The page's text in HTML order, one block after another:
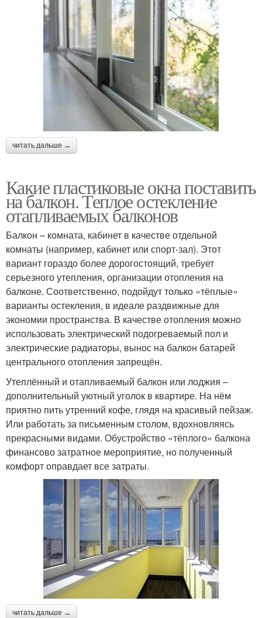
читать дальше →
Какие пластиковые окна поставить
на балкон. Теплое остекление
отапливаемых балконов
Балкон – комната, кабинет в качестве отдельной
комнаты (например, кабинет или спорт-зал). Этот
вариант гораздо более дорогостоящий, требует
серьезного утепления, организации отопления на
балконе. Соответственно, подойдут только «тёплые»
варианты остекления, в идеале раздвижные для
экономии пространства. В качестве отопления можно
использовать электрический подогреваемый пол и
электрические радиаторы, вынос на балкон батарей
центрального отопления запрещён.
Утеплённый и отапливаемый балкон или лоджия –
дополнительный уютный уголок в квартире. На нём
приятно пить утренний кофе, глядя на красивый пейзаж.
Или работать за письменным столом, вдохновляясь
прекрасными видами. Обустройство «тёплого» балкона
финансово затратное мероприятие, но полученный
комфорт оправдает все затраты.
читать дальше →